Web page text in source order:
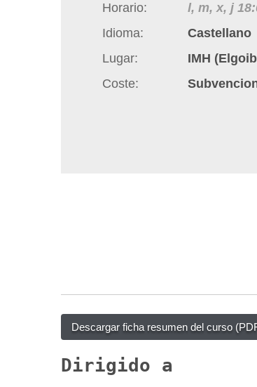
Horario
l, m, x, j
Idioma
Castellano
Lugar
IMH
Coste
Descargar ficha resumen del curso
Dirigido a